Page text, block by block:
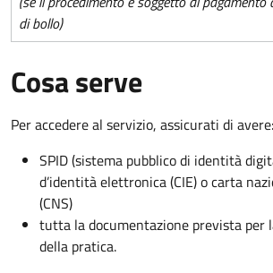
di bollo)
Cosa serve
Per accedere al servizio, assicurati di avere:
SPID (sistema pubblico di identità
d’identità elettronica (CIE) o carta
(CNS)
tutta la documentazione prevista per
della pratica.